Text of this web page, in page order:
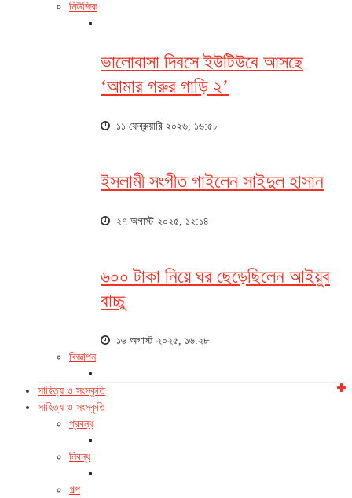
মিউজিক
ভালোবাসা দিবসে ইউটিউবে আসছে
‘আমার গরুর গাড়ি ২’
১১ ফেব্রুয়ারি ২০২৬, ১৬:৫৮
ইসলামী সংগীত গাইলেন সাইদুল হাসান
২৭ অগাস্ট ২০২৫, ১২:১৪
৬০০ টাকা নিয়ে ঘর ছেড়েছিলেন আইয়ুব
বাচ্চু
১৬ অগাস্ট ২০২৫, ১৬:২৮
বিজ্ঞাপন
সাহিত্য ও সংস্কৃতি
সাহিত্য ও সংস্কৃতি
প্রবন্ধ
নিবন্ধ
গল্প